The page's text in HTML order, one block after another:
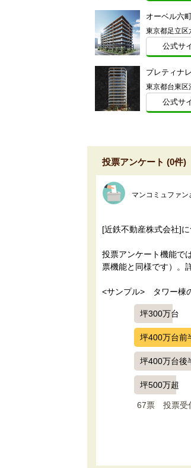
オーベル六
公式サ
プレティナ
東京都台東区
公式サ
投票アンケート (0件)
マンコミュファン
[近鉄不動産株式会社]
投票アンケート機能で
票機能と同様です）。
<サンプル>　タワー棟
坪300万台
坪400万台前
坪400万台後
坪500万超
67票 投票受